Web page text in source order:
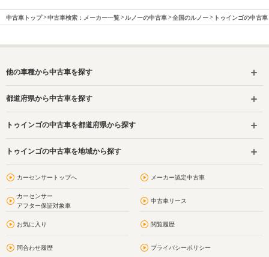
中古車トップ 中古車検索：メーカー一覧 ルノーの中古車 全国のルノー トゥインゴの中古車
他の車種から中古車を探す
都道府県から中古車を探す
トゥインゴの中古車を都道府県から探す
トゥインゴの中古車を地域から探す
カーセンサートップへ メーカー認定中古車
カーセンサー
アフター保証対象車
中古車リース
お気に入り 閲覧履歴
問合わせ履歴 プライバシーポリシー